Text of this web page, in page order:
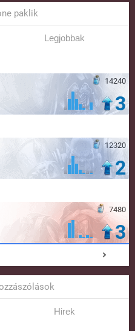
paklik
Legjobbak
14240
3
12320
2
7480
3
Hirek